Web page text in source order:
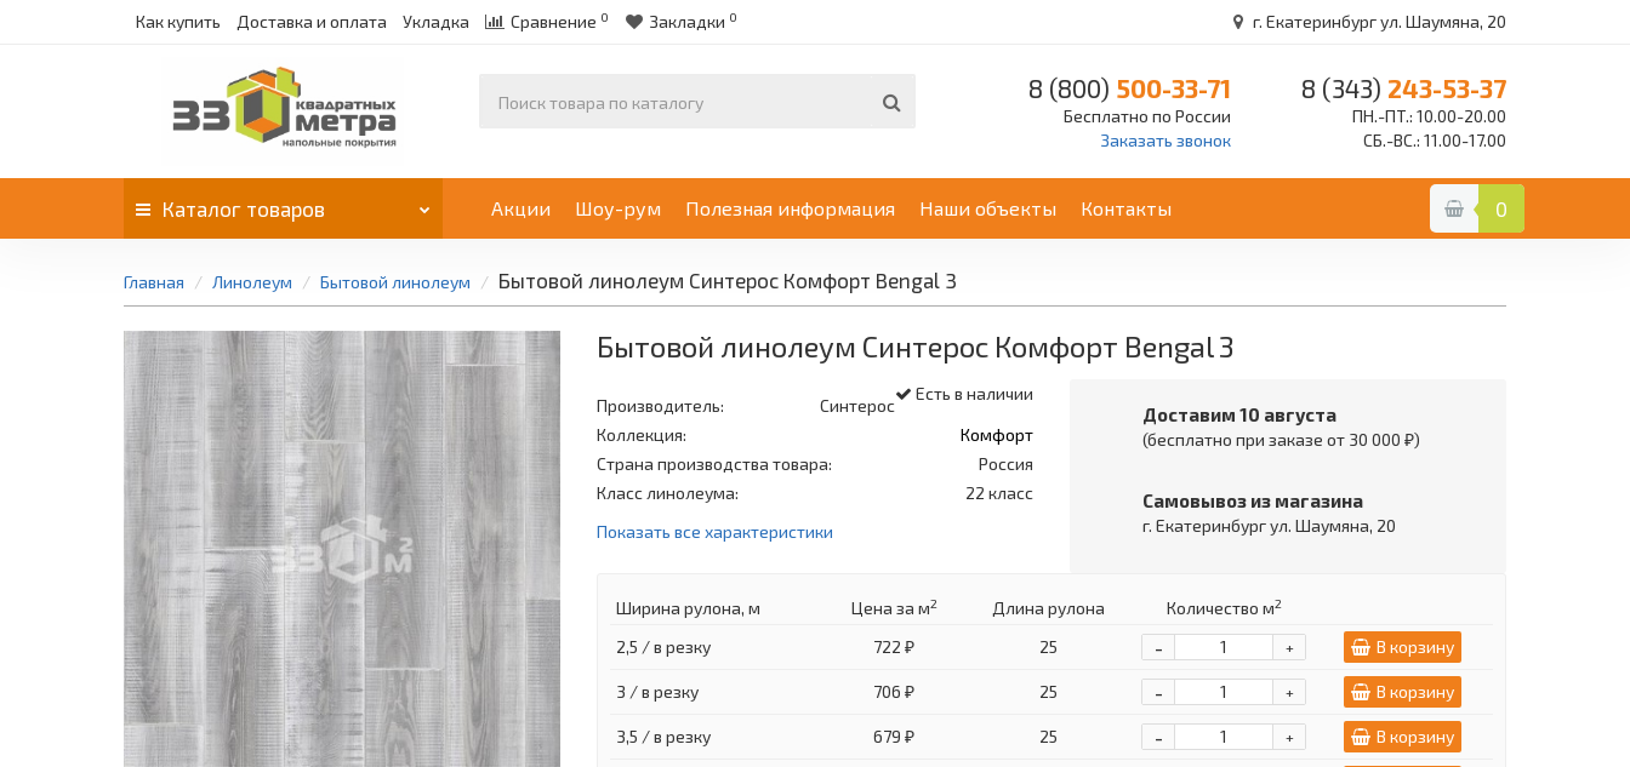
Как купить Доставка и оплата Укладка Сравнение 0 Закладки 0 г. Екатеринбург ул. Шаумяна, 20
8 (800) 500-33-71
Бесплатно по России
Заказать звонок
8 (343) 243-53-37
ПН.-ПТ.: 10.00-20.00
СБ.-ВС.: 11.00-17.00
Каталог товаров Акции Шоу-рум Полезная информация Наши объекты Контакты 0
Главная Линолеум Бытовой линолеум Бытовой линолеум Синтерос Комфорт Bengal 3
Бытовой линолеум Синтерос Комфорт Bengal 3
Есть в наличии
Производитель:
Синтерос
Коллекция:
Комфорт
Страна производства товара:
Россия
Класс линолеума:
22 класс
Показать все характеристики
Доставим 10 августа
(бесплатно при заказе от 30 000 ₽)
Самовывоз из магазина
г. Екатеринбург ул. Шаумяна, 20
Ширина рулона, м Цена за м2 Длина рулона Количество м2
2,5 / в резку 722 ₽ 25 +
- В корзину
3 / в резку 706 ₽ 25 +
- В корзину
3,5 / в резку 679 ₽ 25 +
- В корзину